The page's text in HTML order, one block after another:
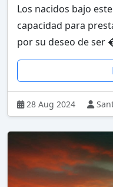
Los nacidos bajo
capacidad para
por su deseo de ser
28 Aug 2024